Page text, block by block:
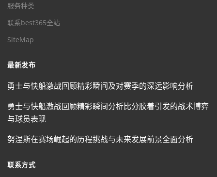
服务种类
联系best365全站
SiteMap
最新发布
勇士与快船激战回顾精彩瞬间及对赛季的深远影响分析
勇士与快船激战回顾精彩瞬间分析比分胶着引发的战术博弈
与球员表现
努涅斯在赛场崛起的历程挑战与未来发展前景全面分析
联系方式